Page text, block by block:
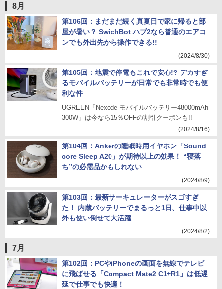
8月
第106回：まだまだ続く真夏日で家に帰ると部
屋が暑い？ SwichBot ハブ2なら普通のエアコ
ンでも外出先から操作できる!!
(2024/8/30)
第105回：地震で停電もこれで安心!? デカすぎ
るモバイルバッテリーが日常でも非常時でも便
利な件
UGREEN「Nexode モバイルバッテリー48000mAh
300W」は今なら15％OFFの割引クーポンも!!
(2024/8/16)
第104回：Ankerの睡眠時用イヤホン「Sound
core Sleep A20」が期待以上の効果！ “寝落
ち”の必需品かもしれない
(2024/8/9)
第103回：最新サーキュレーターがスゴすぎ
た！ 内蔵バッテリーでまるっと1日、仕事中以
外も使い倒せて大活躍
(2024/8/2)
7月
第102回：PCやiPhoneの画面を無線でテレビ
に飛ばせる「Compact Mate2 C1+R1」は低遅
延で仕事でも快適！